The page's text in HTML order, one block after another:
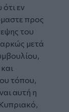
εν
προς
του
μετά
τόπου,
αυτή η